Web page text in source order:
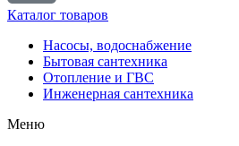
Каталог товаров
Насосы, водоснабжение
Бытовая сантехника
Отопление и ГВС
Инженерная сантехника
Меню